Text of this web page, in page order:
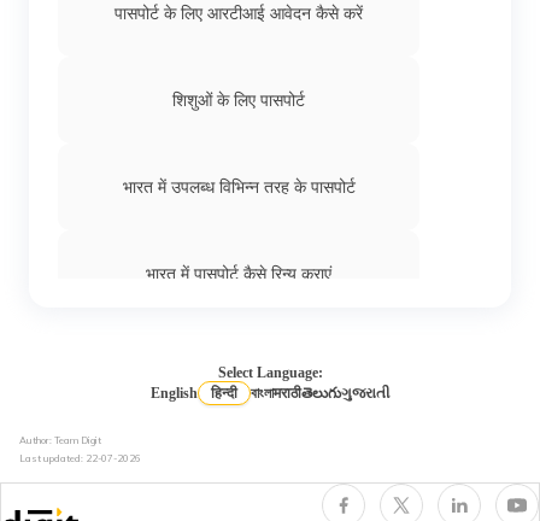
पासपोर्ट के लिए आरटीआई आवेदन कैसे करें
शिशुओं के लिए पासपोर्ट
भारत में उपलब्ध विभिन्न तरह के पासपोर्ट
भारत में पासपोर्ट कैसे रिन्यू कराएं
Select Language:
English
हिन्दी বাংলাमराठीతెలుగుગુજરાતી
Author: Team Digit
Last updated: 22-07-2026